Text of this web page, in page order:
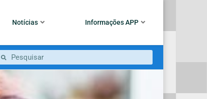
Notícias Informações APP